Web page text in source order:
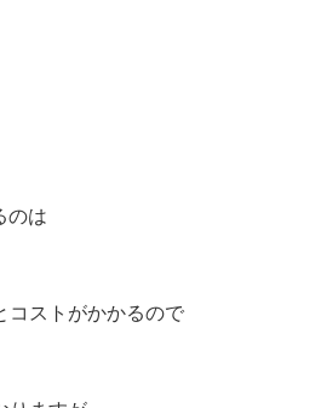
のは
コストがかかるので